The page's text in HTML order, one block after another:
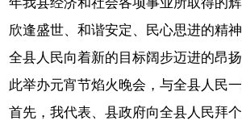
年我县经济和社会各项事业所取得的
欣逢盛世、和谐安定、民心思进的精
全县人民向着新的目标阔步迈进的昂
此举办元宵节焰火晚会，与全县人民
首先，我代表、县政府向全县人民拜